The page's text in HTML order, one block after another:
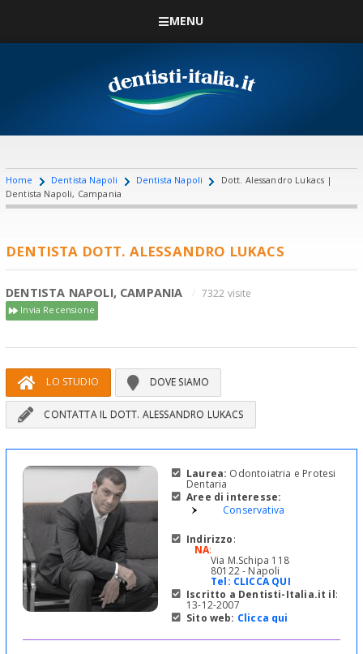
MENU
Home Dentista Napoli Dentista Napoli
Dott. Alessandro Lukacs |
Dentista Napoli, Campania
DENTISTA DOTT. ALESSANDRO LUKACS
DENTISTA NAPOLI, CAMPANIA 7322 visite
Invia Recensione
LO STUDIO DOVE SIAMO
CONTATTA IL DOTT. ALESSANDRO LUKACS
Laurea: Odontoiatria e Protesi
Dentaria
Aree di interesse:
Conservativa
Indirizzo:
NA:
Via M.Schipa 118
80122 - Napoli
Tel: CLICCA QUI
Iscritto a Dentisti-Italia.it il:
13-12-2007
Sito web: Clicca qui